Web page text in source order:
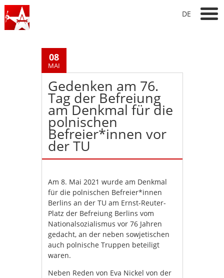
DE
08
MAI
Gedenken am 76.
Tag der Befreiung
am Denkmal für die
polnischen
Befreier*innen vor
der TU
Am 8. Mai 2021 wurde am Denkmal
für die polnischen Befreier*innen
Berlins an der TU am Ernst-Reuter-
Platz der Befreiung Berlins vom
Nationalsozialismus vor 76 Jahren
gedacht, an der neben sowjetischen
auch polnische Truppen beteiligt
waren.
Neben Reden von Eva Nickel von der